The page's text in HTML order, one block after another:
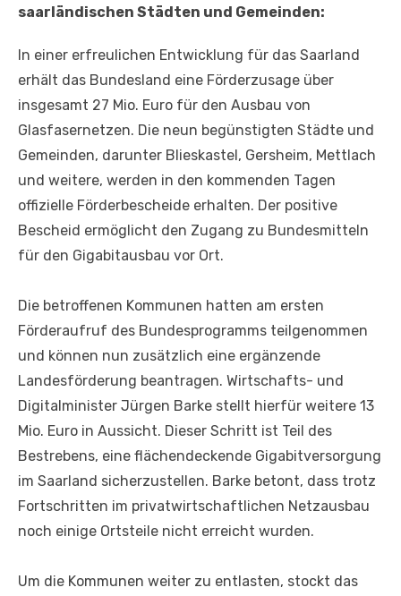
saarländischen Städten und Gemeinden:
In einer erfreulichen Entwicklung für das Saarland
erhält das Bundesland eine Förderzusage über
insgesamt 27 Mio. Euro für den Ausbau von
Glasfasernetzen. Die neun begünstigten Städte und
Gemeinden, darunter Blieskastel, Gersheim, Mettlach
und weitere, werden in den kommenden Tagen
offizielle Förderbescheide erhalten. Der positive
Bescheid ermöglicht den Zugang zu Bundesmitteln
für den Gigabitausbau vor Ort.
Die betroffenen Kommunen hatten am ersten
Förderaufruf des Bundesprogramms teilgenommen
und können nun zusätzlich eine ergänzende
Landesförderung beantragen. Wirtschafts- und
Digitalminister Jürgen Barke stellt hierfür weitere 13
Mio. Euro in Aussicht. Dieser Schritt ist Teil des
Bestrebens, eine flächendeckende Gigabitversorgung
im Saarland sicherzustellen. Barke betont, dass trotz
Fortschritten im privatwirtschaftlichen Netzausbau
noch einige Ortsteile nicht erreicht wurden.
Um die Kommunen weiter zu entlasten, stockt das